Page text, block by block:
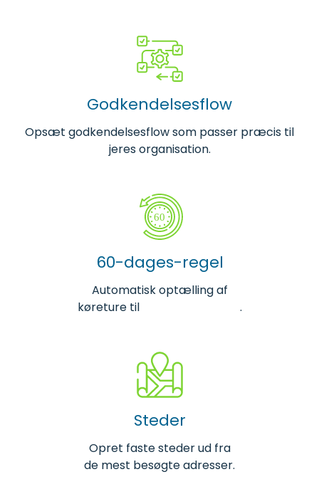
Godkendelsesflow
Opsæt godkendelsesflow som passer præcis til
jeres organisation.
60-dages-regel
Automatisk optælling af
køreture til
.
Steder
Opret faste steder ud fra
de mest besøgte adresser.